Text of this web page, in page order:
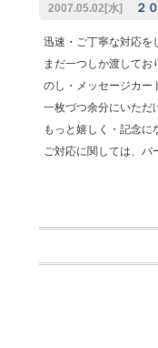
2007.05.02[水] ２
迅速・ご丁寧な対応を
まだ一つしか渡して
のし・メッセージカー
一枚づつ余分にいただ
もっと嬉しく・記念に
ご対応に関しては、パ